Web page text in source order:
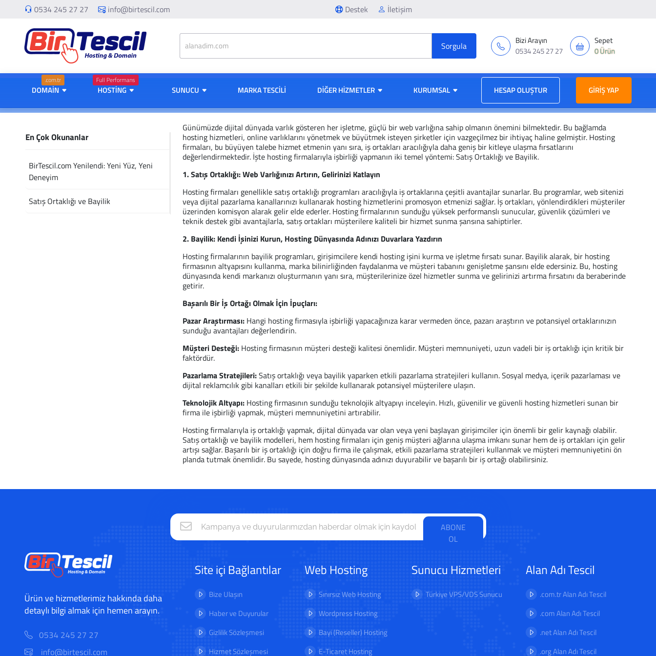
0534 245 27 27 info@birtescil.com Destek İletişim
Bizi Arayın
0534 245 27 27
Sepet
0 Ürün
.com.tr
DOMAİN
Full Performans
HOSTİNG SUNUCU MARKA TESCİLİ DIĞER HIZMETLER KURUMSAL HESAP OLUŞTUR GIRIŞ YAP
Günümüzde dijital dünyada varlık gösteren her işletme, güçlü bir web varlığına sahip olmanın önemini bilmektedir. Bu bağlamda
hosting hizmetleri, online varlıklarını yönetmek ve büyütmek isteyen şirketler için vazgeçilmez bir ihtiyaç haline gelmiştir. Hosting
firmaları, bu büyüyen talebe hizmet etmenin yanı sıra, iş ortakları aracılığıyla daha geniş bir kitleye ulaşma fırsatlarını
değerlendirmektedir. İşte hosting firmalarıyla işbirliği yapmanın iki temel yöntemi: Satış Ortaklığı ve Bayilik.
1. Satış Ortaklığı: Web Varlığınızı Artırın, Gelirinizi Katlayın
Hosting firmaları genellikle satış ortaklığı programları aracılığıyla iş ortaklarına çeşitli avantajlar sunarlar. Bu programlar, web sitenizi
veya dijital pazarlama kanallarınızı kullanarak hosting hizmetlerini promosyon etmenizi sağlar. İş ortakları, yönlendirdikleri müşteriler
üzerinden komisyon alarak gelir elde ederler. Hosting firmalarının sunduğu yüksek performanslı sunucular, güvenlik çözümleri ve
teknik destek gibi avantajlarla, satış ortakları müşterilere kaliteli bir hizmet sunma şansına sahiptirler.
2. Bayilik: Kendi İşinizi Kurun, Hosting Dünyasında Adınızı Duvarlara Yazdırın
Hosting firmalarının bayilik programları, girişimcilere kendi hosting işini kurma ve işletme fırsatı sunar. Bayilik alarak, bir hosting
firmasının altyapısını kullanma, marka bilinirliğinden faydalanma ve müşteri tabanını genişletme şansını elde edersiniz. Bu, hosting
dünyasında kendi markanızı oluşturmanın yanı sıra, müşterilerinize özel hizmetler sunma ve gelirinizi artırma fırsatını da beraberinde
getirir.
Başarılı Bir İş Ortağı Olmak İçin İpuçları:
Pazar Araştırması: Hangi hosting firmasıyla işbirliği yapacağınıza karar vermeden önce, pazarı araştırın ve potansiyel ortaklarınızın
sunduğu avantajları değerlendirin.
Müşteri Desteği: Hosting firmasının müşteri desteği kalitesi önemlidir. Müşteri memnuniyeti, uzun vadeli bir iş ortaklığı için kritik bir
faktördür.
Pazarlama Stratejileri:Satış ortaklığı veya bayilik yaparken etkili pazarlama stratejileri kullanın. Sosyal medya, içerik pazarlaması ve
dijital reklamcılık gibi kanalları etkili bir şekilde kullanarak potansiyel müşterilere ulaşın.
Teknolojik Altyapı: Hosting firmasının sunduğu teknolojik altyapıyı inceleyin. Hızlı, güvenilir ve güvenli hosting hizmetleri sunan bir
firma ile işbirliği yapmak, müşteri memnuniyetini artırabilir.
Hosting firmalarıyla iş ortaklığı yapmak, dijital dünyada var olan veya yeni başlayan girişimciler için önemli bir gelir kaynağı olabilir.
Satış ortaklığı ve bayilik modelleri, hem hosting firmaları için geniş müşteri ağlarına ulaşma imkanı sunar hem de iş ortakları için gelir
artışı sağlar. Başarılı bir iş ortaklığı için doğru firma ile çalışmak, etkili pazarlama stratejileri kullanmak ve müşteri memnuniyetini ön
planda tutmak önemlidir. Bu sayede, hosting dünyasında adınızı duyurabilir ve başarılı bir iş ortağı olabilirsiniz.
En Çok Okunanlar
BirTescil.com Yenilendi: Yeni Yüz, Yeni
Deneyim
Satış Ortaklığı ve Bayilik
ABONE
OL
Ürün ve hizmetlerimiz hakkında daha
detaylı bilgi almak için hemen arayın.
0534 245 27 27
info@birtescil.com
Site içi Bağlantılar
Bize Ulaşın
Haber ve Duyurular
Gizlilik Sözleşmesi
Hizmet Sözleşmesi
Web Hosting
Sınırsız Web Hosting
Wordpress Hosting
Bayi (Reseller) Hosting
E-Ticaret Hosting
Sunucu Hizmetleri
Türkiye VPS/VDS Sunucu
Alan Adı Tescil
.com.tr Alan Adı Tescil
.com Alan Adı Tescil
.net Alan Adı Tescil
.org Alan Adı Tescil